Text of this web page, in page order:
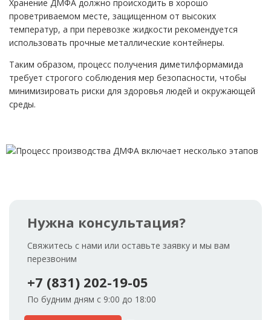
Хранение ДМФА должно происходить в хорошо
проветриваемом месте, защищенном от высоких
температур, а при перевозке жидкости рекомендуется
использовать прочные металлические контейнеры.
Таким образом, процесс получения диметилформамида
требует строгого соблюдения мер безопасности, чтобы
минимизировать риски для здоровья людей и окружающей
среды.
Нужна консультация?
Свяжитесь с нами или оставьте заявку и мы вам
перезвоним
+7 (831) 202-19-05
По будним дням с 9:00 до 18:00